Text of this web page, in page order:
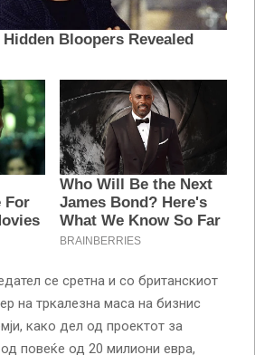
се сретна и со британскиот
на тркалезна маса на бизнис
како дел од проектот за
повеќе од 20 милиони евра,